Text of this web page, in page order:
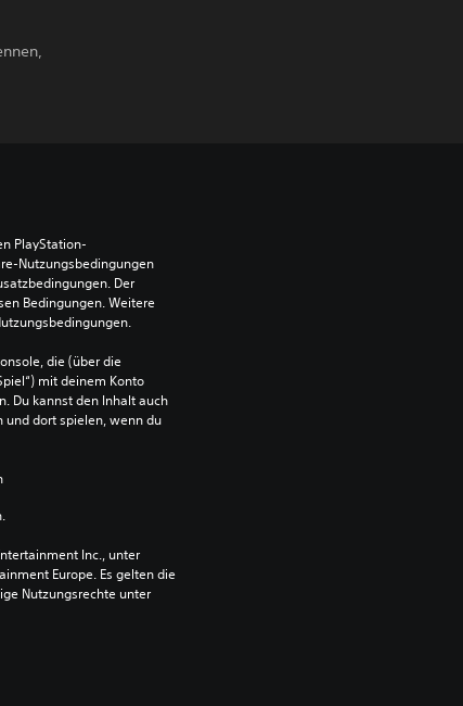
PlayStation-
Nutzungsbedingungen
Der
Bedingungen. Weitere
die (über die
mit deinem Konto
Du kannst den Inhalt auch
und dort spielen, wenn du
Inc., unter
Europe. Es gelten die
Nutzungsrechte unter